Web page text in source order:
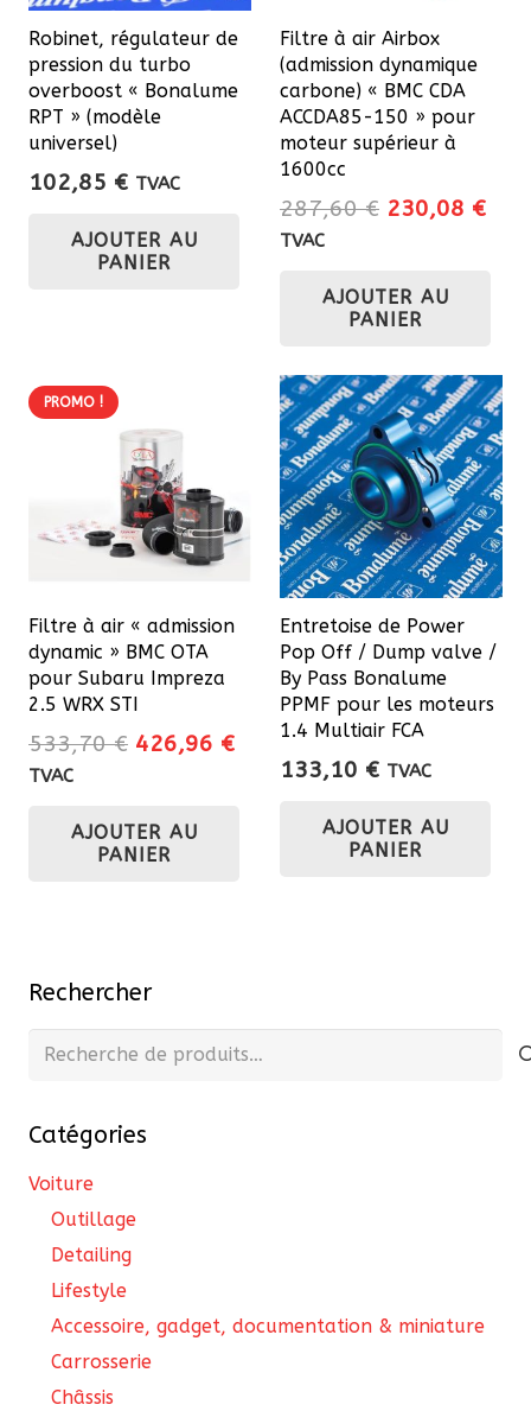
Robinet, régulateur de
pression du turbo
overboost « Bonalume
RPT » (modèle
universel)
102,85 € TVAC
AJOUTER AU
PANIER
Filtre à air Airbox
(admission dynamique
carbone) « BMC CDA
ACCDA85-150 » pour
moteur supérieur à
1600cc
287,60€ Le
était :
287,60 €.
230,08 €Le
TVAC
AJOUTER AU
PANIER
PROMO !
Filtre à air « admission
dynamic » BMC OTA
pour Subaru Impreza
2.5 WRX STI
533,70€ Le
était :
533,70 €.
426,96 €Le
TVAC
AJOUTER AU
PANIER
Entretoise de Power
Pop Off / Dump valve /
By Pass Bonalume
PPMF pour les moteurs
1.4 Multiair FCA
133,10 € TVAC
AJOUTER AU
PANIER
Rechercher
Recherche
Catégories
Voiture
Outillage
Detailing
Lifestyle
Accessoire, gadget, documentation & miniature
Carrosserie
Châssis